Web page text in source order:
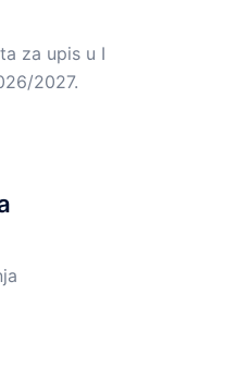
za upis u I
2027.